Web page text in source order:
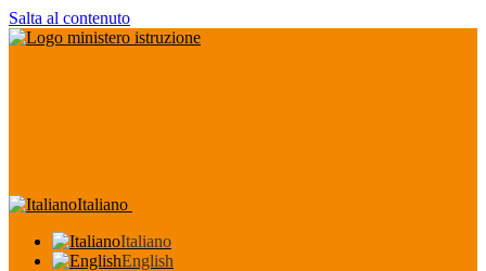
Salta al contenuto
Italiano
Italiano
English